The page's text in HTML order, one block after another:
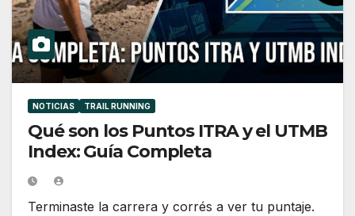
NOTICIAS TRAIL RUNNING
Qué son los Puntos ITRA y el UTMB
Index: Guía Completa
Terminaste la carrera y corrés a ver tu puntaje.